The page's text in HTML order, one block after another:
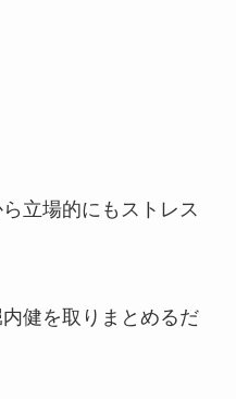
立場的にもストレス
健を取りまとめるだ